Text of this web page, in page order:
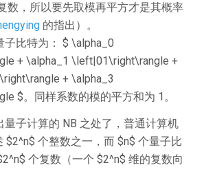
数，所以要先取模再平方才是其概率
的指出）。
比特为： $ \alpha_0
+ \alpha_1 \left|01\right\rangle +
+ \alpha_3
$。同样系数的模的平方和为 1。
子计算的 NB 之处了，普通计算机
$2^n$ 个整数之一，而 $n$ 个量子比
个复数（一个 $2^n$ 维的复数向